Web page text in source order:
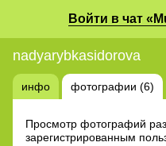
Войти в чат
nadyarybkasidorova
инфо фотографии (6)
Просмотр фотографий
зарегистрированным